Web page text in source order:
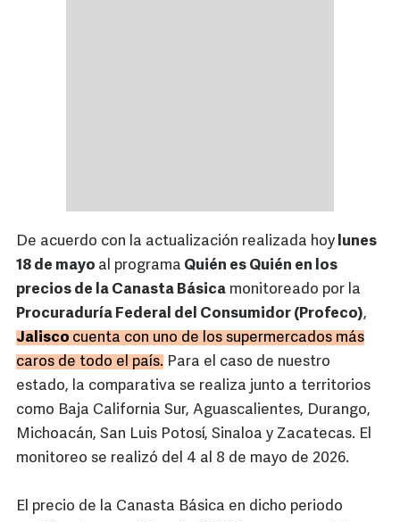
De acuerdo con la actualización realizada hoy lunes
18 de mayo al programa Quién es Quién en los
precios de la Canasta Básica monitoreado por la
Procuraduría Federal del Consumidor (Profeco),
Jalisco cuenta con uno de los supermercados más
caros de todo el país. Para el caso de nuestro
estado, la comparativa se realiza junto a territorios
como Baja California Sur, Aguascalientes, Durango,
Michoacán, San Luis Potosí, Sinaloa y Zacatecas. El
monitoreo se realizó del 4 al 8 de mayo de 2026.
El precio de la Canasta Básica en dicho periodo